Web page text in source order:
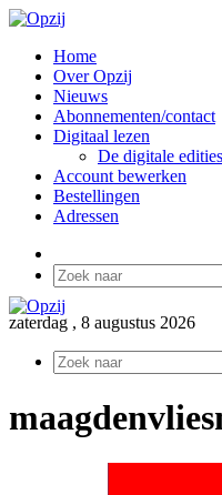
Home
Over Opzij
Nieuws
Abonnementen/contact
Digitaal lezen
De digitale
Account bewerken
Bestellingen
Adressen
zaterdag , 8 augustus 2026